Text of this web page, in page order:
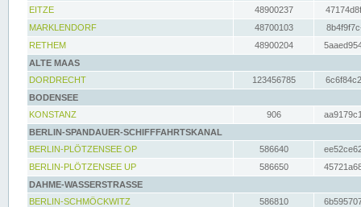
EITZE
48900237
MARKLENDORF
48700103
RETHEM
48900204
ALTE MAAS
DORDRECHT
123456785
BODENSEE
KONSTANZ
906
BERLIN-SPANDAUER-SCHIFFFAHRTSKANAL
BERLIN-PLÖTZENSEE OP
586640
BERLIN-PLÖTZENSEE UP
586650
DAHME-WASSERSTRASSE
BERLIN-SCHMÖCKWITZ
586810